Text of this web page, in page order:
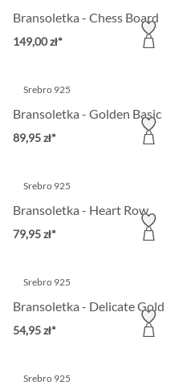
Bransoletka - Chess Board
149,00 zł*
Srebro 925
Bransoletka - Golden Basic
89,95 zł*
Srebro 925
Bransoletka - Heart Row
79,95 zł*
Srebro 925
Bransoletka - Delicate Gold
54,95 zł*
Srebro 925